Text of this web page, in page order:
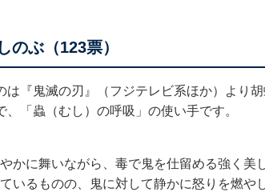
のぶ（123票）
は『鬼滅の刃』（フジテレビ系ほか）より
、「蟲（むし）の呼吸」の使い手です。
かに舞いながら、毒で鬼を仕留める強く美
いるものの、鬼に対して静かに怒りを燃や